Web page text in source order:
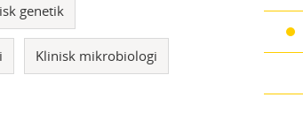
genetik
Klinisk mikrobiologi